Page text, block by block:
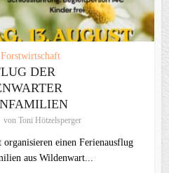
DER
von Toni Hötzelsperger
einen Ferienausflug
aus Wildenwart...